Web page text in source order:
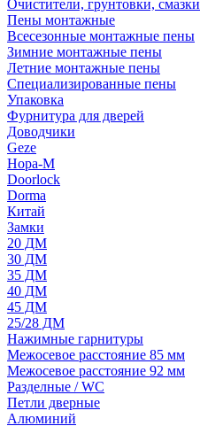
Очистители, грунтовки, смазки
Пены монтажные
Всесезонные монтажные пены
Зимние монтажные пены
Летние монтажные пены
Специализированные пены
Упаковка
Фурнитура для дверей
Доводчики
Geze
Нора-М
Doorlock
Dorma
Китай
Замки
20 ДМ
30 ДМ
35 ДМ
40 ДМ
45 ДМ
25/28 ДМ
Нажимные гарнитуры
Межосевое расстояние 85 мм
Межосевое расстояние 92 мм
Разделные / WC
Петли дверные
Алюминий